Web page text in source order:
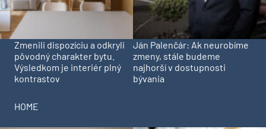
Zmenili dispozíciu a odkryli
pôvodný charakter bytu.
Výsledkom je interiér plný
kontrastov
Ján Palenčár: Ak neurobíme
zmeny, stále budeme
najhorší v dostupnosti
bývania
HOME